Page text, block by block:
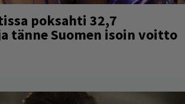
poksahti 32,7
tänne Suomen isoin voitto